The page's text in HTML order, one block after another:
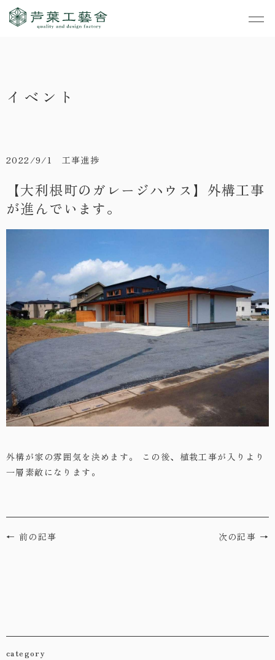
イベント
2022/9/1 工事進捗
【大利根町のガレージハウス】外構工事
が進んでいます。
外構が家の雰囲気を決めます。
この後、植栽工事が入りより
一層素敵になります。
← 前の記事 次の記事 →
category
- すべて
事業案内
- リノベーション
- コンセプトハウス事
- 家・不動産の利活用
- すべて
- コンセプトハウス6
- コンセプトハウス5
・お客さまの声
・リクルート
・会社概要
・お問い合わせ